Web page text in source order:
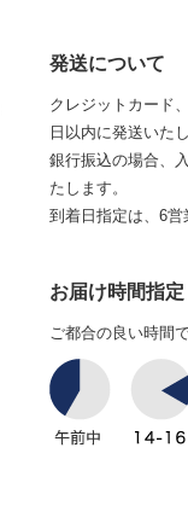
発送について
クレジットカード
日以内に発送いた
銀行振込の場合、
たします。
到着日指定は、6営
お届け時間指定
ご都合の良い時間